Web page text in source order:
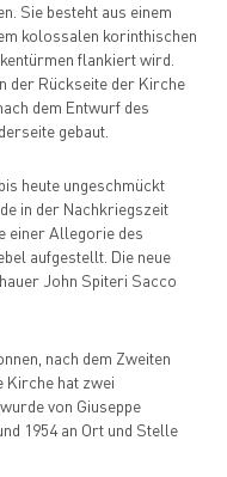
Sie besteht aus einem
kolossalen korinthischen
flankiert wird.
der Rückseite der Kirche
dem Entwurf des
gebaut.
heute ungeschmückt
in der Nachkriegszeit
einer Allegorie des
aufgestellt. Die neue
John Spiteri Sacco
nach dem Zweiten
Kirche hat zwei
von Giuseppe
1954 an Ort und Stelle